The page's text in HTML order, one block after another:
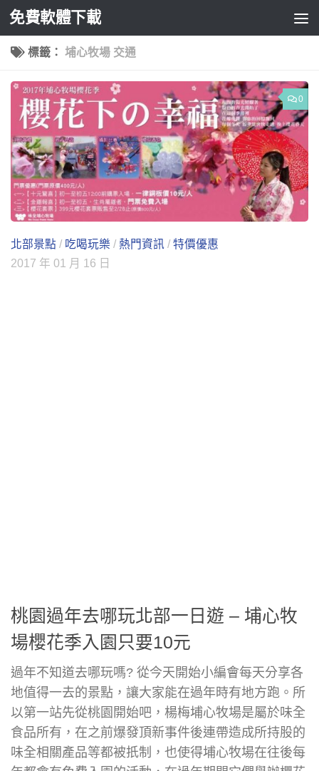
Skip to content
免費軟體下載
標籤： 埔心牧場 交通
0
北部景點 / 吃喝玩樂 / 熱門資訊 / 特價優惠
2017 年 01 月 16 日
桃園過年去哪玩北部一日遊 – 埔心牧
場櫻花季入園只要10元
過年不知道去哪玩嗎? 從今天開始小編會每天分享各
地值得一去的景點，讓大家能在過年時有地方跑。所
以第一站先從桃園開始吧，楊梅埔心牧場是屬於味全
食品所有，在之前爆發頂新事件後連帶造成所持股的
味全相關產品等都被扺制，也使得埔心牧場在往後每